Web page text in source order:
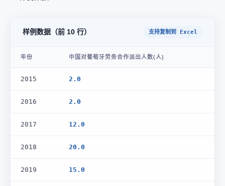
样例数据（前 10 行） 支持复制到 Excel
年份 中国对葡萄牙劳务合作派出人数(人)
2015 2.0
2016 2.0
2017 12.0
2018 20.0
2019 15.0